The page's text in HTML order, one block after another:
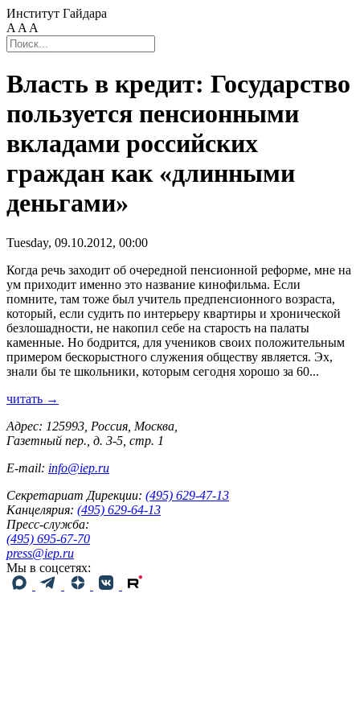
Институт Гайдара
A A A
Власть в кредит: Государство
пользуется пенсионными
вкладами российских
граждан как «длинными
деньгами»
Tuesday, 09.10.2012, 00:00
Когда речь заходит об очередной пенсионной реформе, мне на
ум приходит именно это название кинофильма. Если
помните, там тоже был учитель предпенсионного возраста,
который, если судить по интерьеру квартиры и хронической
безлошадности, не накопил себе на старость на палаты
каменные. Но бодрится, для учеников своих положительным
примером бескорыстного служения обществу является. Эх,
знали бы те школьники, которым сегодня хорошо за 60...
читать →
Адрес: 125993, Россия, Москва,
Газетный пер., д. 3-5, стр. 1
E-mail: info@iep.ru
Секретариат Дирекции: (495) 629-47-13
Канцелярия: (495) 629-64-13
Пресс-служба:
(495) 695-67-70
press@iep.ru
Мы в соцсетях: